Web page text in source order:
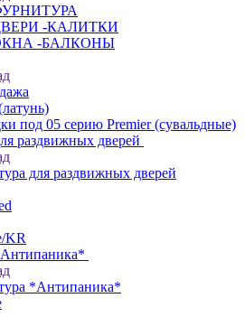
-КАЛИТКИ
-БАЛКОНЫ
под 05 серию Premier (сувальдные)
раздвижных дверей
для раздвижных дверей
KR
*Антипаника*